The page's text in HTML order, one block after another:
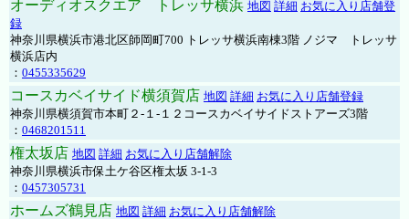
オーディオスクエア トレッサ横浜 地図 詳細 お気に入り店舗登
録
神奈川県横浜市港北区師岡町700 トレッサ横浜南棟3階 ノジマ トレッサ
横浜店内
： 0455335629
コースカベイサイド横須賀店 地図 詳細 お気に入り店舗登録
神奈川県横須賀市本町２-１-１２コースカベイサイドストアーズ3階
： 0468201511
権太坂店 地図 詳細 お気に入り店舗解除
神奈川県横浜市保土ケ谷区権太坂 3-1-3
： 0457305731
ホームズ鶴見店 地図 詳細 お気に入り店舗解除